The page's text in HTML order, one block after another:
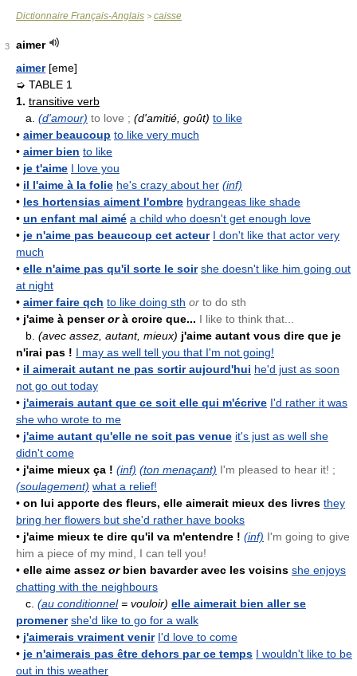
Dictionnaire Français-Anglais > caisse
3
aimer
aimer[eme]
➭ TABLE 1
1. transitive verb
a. (d'amour) to love ; (d'amitié, goût) to like
• aimer beaucoup to like very much
• aimer bien to like
• je t'aime I love you
• il l'aime à la folie he's crazy about her (inf)
• les hortensias aiment l'ombre hydrangeas like shade
• un enfant mal aimé a child who doesn't get enough love
• je n'aime pas beaucoup cet acteur I don't like that actor very
much
• elle n'aime pas qu'il sorte le soir she doesn't like him going out
at night
• aimer faire qch to like doing sth or to do sth
• j'aime à penserorà croire que... I like to think that...
b. (avec assez, autant, mieux) j'aime autant vous dire que je
n'irai pas ! I may as well tell you that I'm not going!
• il aimerait autant ne pas sortir aujourd'hui he'd just as soon
not go out today
• j'aimerais autant que ce soit elle qui m'écrive I'd rather it was
she who wrote to me
• j'aime autant qu'elle ne soit pas venue it's just as well she
didn't come
• j'aime mieux ça ! (inf) (ton menaçant) I'm pleased to hear it! ;
(soulagement) what a relief!
• on lui apporte des fleurs, elle aimerait mieux des livres they
bring her flowers but she'd rather have books
• j'aime mieux te dire qu'il va m'entendre ! (inf) I'm going to give
him a piece of my mind, I can tell you!
• elle aime assez orbien bavarder avec les voisins she enjoys
chatting with the neighbours
c. (au conditionnel = vouloir) elle aimerait bien aller se
promener she'd like to go for a walk
• j'aimerais vraiment venir I'd love to come
• je n'aimerais pas être dehors par ce temps I wouldn't like to be
out in this weather